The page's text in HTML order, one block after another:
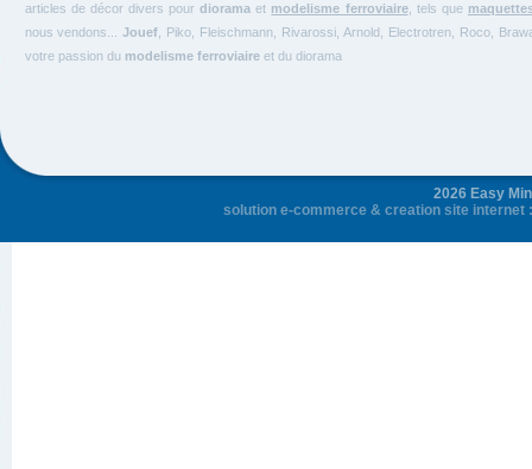
articles de décor divers pourdiorama et modelisme ferroviaire, tels que
nous vendons...Jouef , Piko, Fleischmann, Rivarossi, Arnold, Electrotren, Roco,
votre passion du modelisme ferroviaireet du diorama
2026 Easy
solution e-commerce & creation site internet